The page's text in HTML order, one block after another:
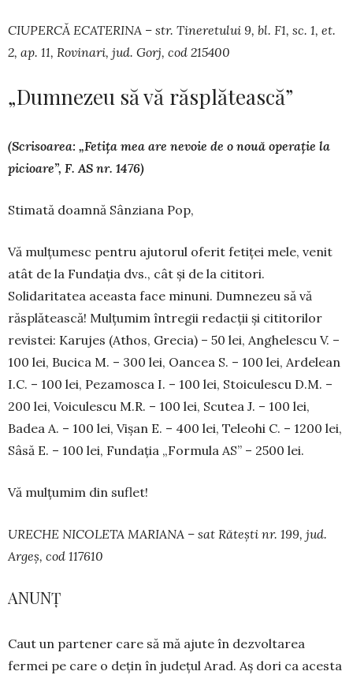
CIUPERCĂ ECATERINA – str. Tineretului 9, bl. F1, sc. 1, et.
2, ap. 11, Rovinari, jud. Gorj, cod 215400
„Dumnezeu să vă răsplătească”
(Scrisoarea: „Fetița mea are nevoie de o nouă operație la
picioare”, F. AS nr. 1476)
Stimată doamnă Sânziana Pop,
Vă mulțumesc pentru ajutorul oferit fetiței mele, venit
atât de la Fundația dvs., cât și de la ci­ti­tori.
Solidaritatea aceasta face minuni. Dum­nezeu să vă
răsplătească! Mulțu­mim întregii re­dac­ții și cititorilor
revistei: Karu­jes (Athos, Grecia) – 50 lei, An­ghe­lescu V. –
100 lei, Bucica M. – 300 lei, Oancea S. – 100 lei, Ar­delean
I.C. – 100 lei, Peza­mosca I. – 100 lei, Stoi­culescu D.M. –
200 lei, Voicu­lescu M.R. – 100 lei, Scutea J. – 100 lei,
Badea A. – 100 lei, Vișan E. – 400 lei, Teleohi C. – 1200 lei,
Sâsă E. – 100 lei, Fundația „Formula AS” – 2500 lei.
Vă mulțumim din suflet!
URECHE NICOLETA MARIANA – sat Rătești nr. 199, jud.
Argeș, cod 117610
ANUNȚ
Caut un partener care să mă ajute în dez­voltarea
fermei pe care o dețin în județul Arad. Aș dori ca acesta